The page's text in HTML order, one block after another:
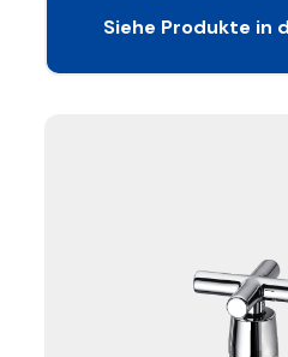
Siehe Produkte in